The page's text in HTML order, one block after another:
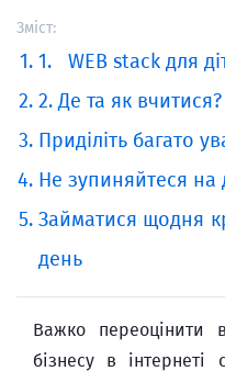
Зміст:
1. WEB stack для
2. Де та як вчитися?
Приділіть багато
Не зупиняйтеся на
Займатися щодня
день
Важко переоцінити
бізнесу в інтернеті